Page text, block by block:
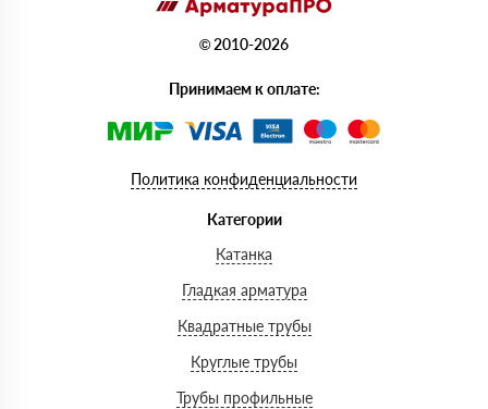
© 2010-2026
Принимаем к оплате:
Политика конфиденциальности
Категории
Катанка
Гладкая арматура
Квадратные трубы
Круглые трубы
Трубы профильные